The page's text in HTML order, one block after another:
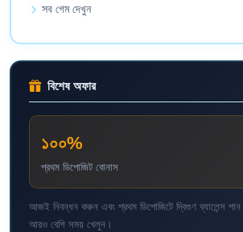
সব গেম দেখুন
বিশেষ অফার
১০০%
প্রথম ডিপোজিট বোনাস
আজই নিবন্ধন করুন এবং প্রথম ডিপোজিটে দ্বিগুণ ব্যালেন্স
আরও বেশি সময় খেলুন।